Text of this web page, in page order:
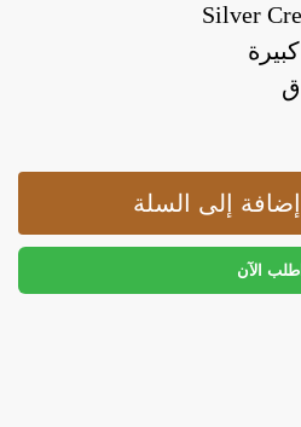
إضافة إلى السلة
اطلب الآن